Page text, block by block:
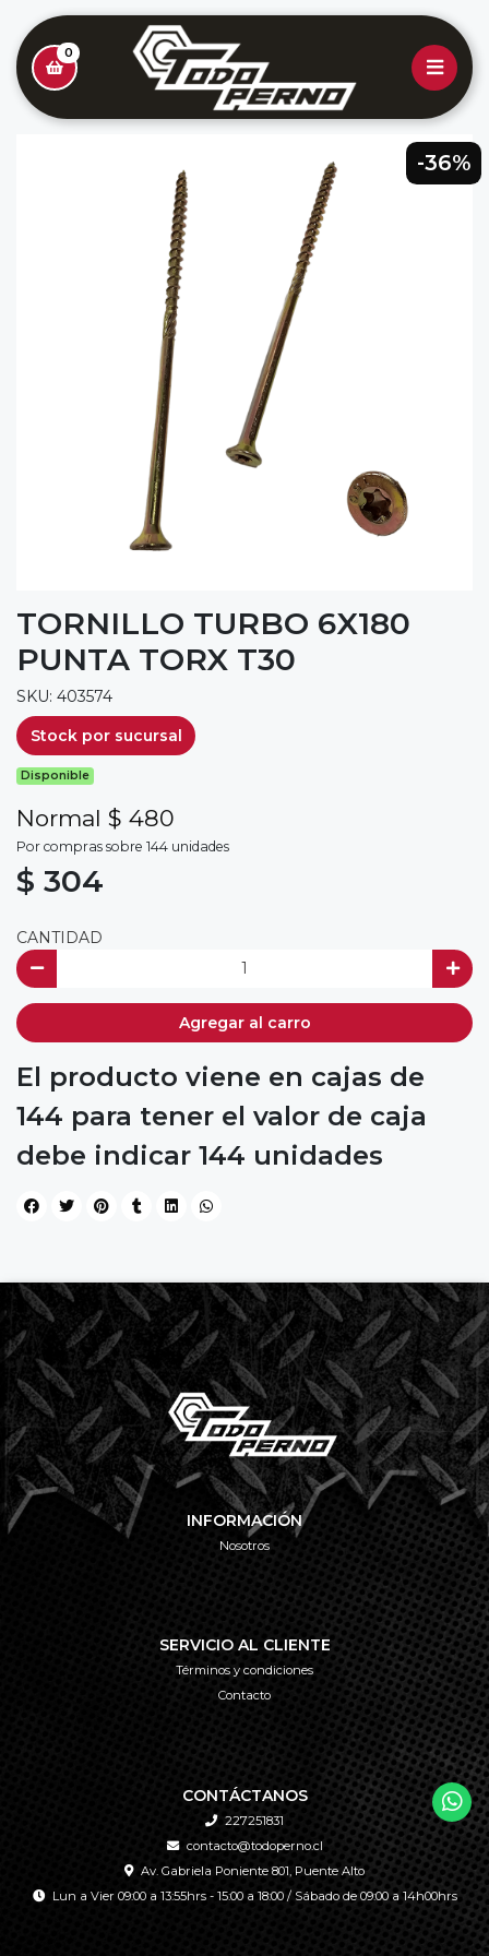
0
-36%
TORNILLO TURBO 6X180
PUNTA TORX T30
SKU: 403574
Stock por sucursal
Disponible
Normal $ 480
Por compras sobre 144 unidades
$ 304
CANTIDAD
Agregar al carro
El producto viene en cajas de
144 para tener el valor de caja
debe indicar 144 unidades
INFORMACIÓN
Nosotros
SERVICIO AL CLIENTE
Términos y condiciones
Contacto
CONTÁCTANOS
227251831
contacto@todoperno.cl
Av. Gabriela Poniente 801, Puente Alto
Lun a Vier 09:00 a 13:55hrs - 15:00 a 18:00 / Sábado de 09:00 a 14h00hrs